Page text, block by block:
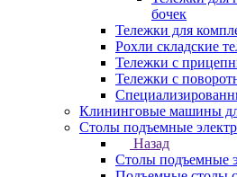
бочек
Тележки для
Рохли складские
Тележки с
Тележки с
Клининговые машины
Столы подъемные
Назад
Столы подъемные